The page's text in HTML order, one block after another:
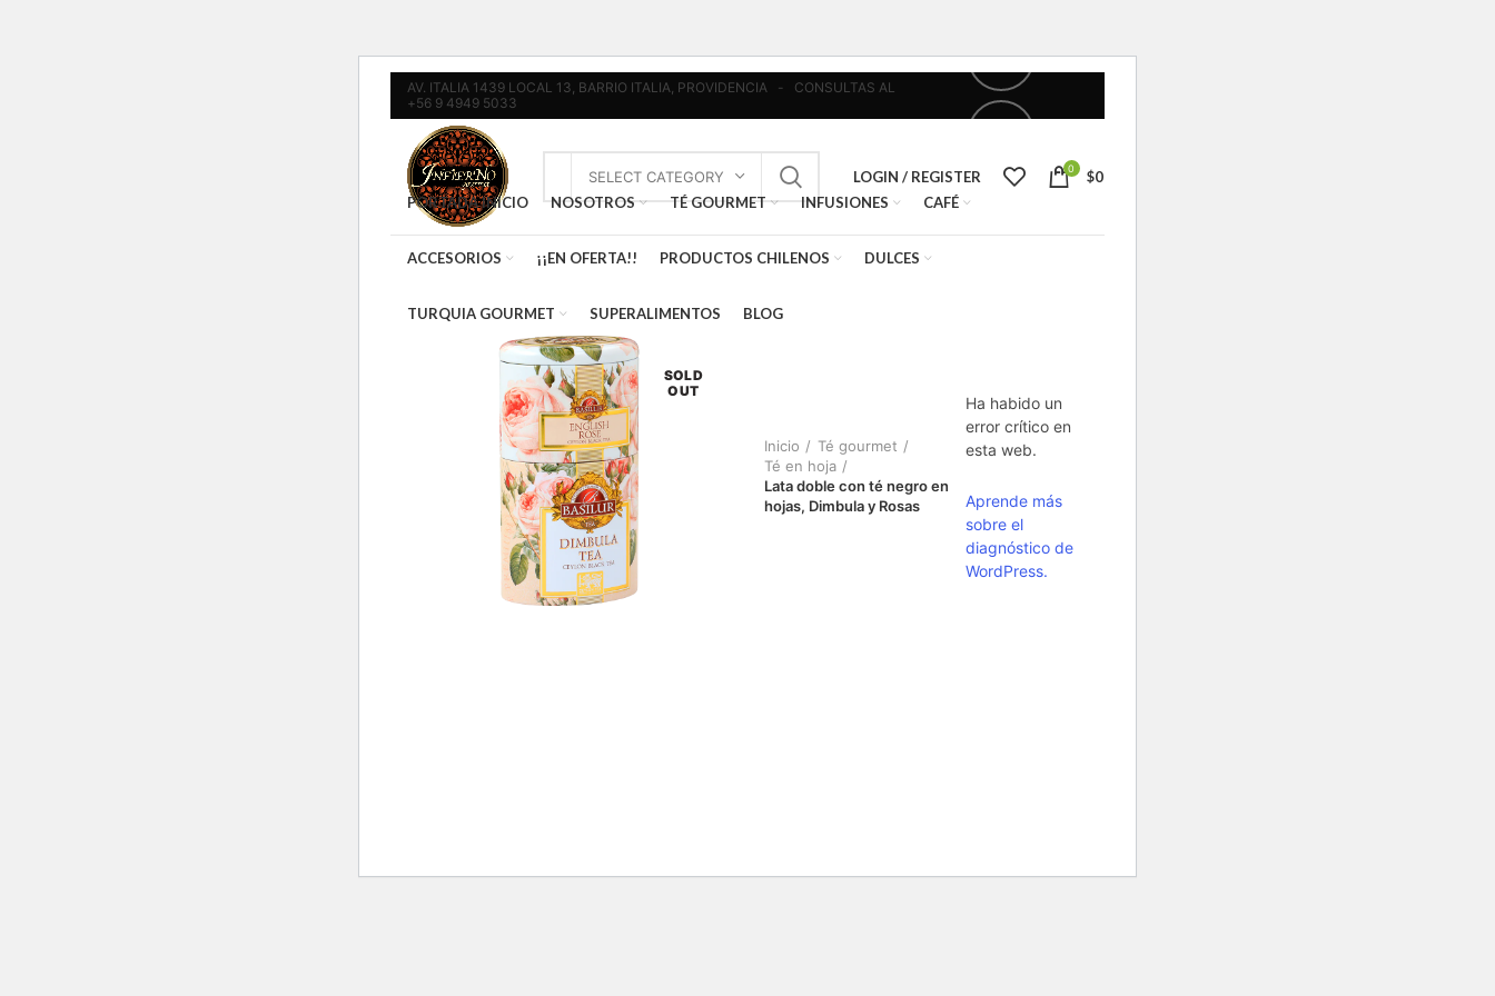
AV. ITALIA 1439 LOCAL 13, BARRIO ITALIA, PROVIDENCIA - CONSULTAS AL
+56 9 4949 5033
SELECT CATEGORY LOGIN / REGISTER 0 $0
PORTADA INICIO
NOSOTROS TÉ GOURMET INFUSIONES CAFÉ
ACCESORIOS ¡¡EN OFERTA!! PRODUCTOS CHILENOS DULCES
TURQUIA GOURMET SUPERALIMENTOS BLOG
SOLD
OUT
Inicio
Té gourmet
Té en hoja
Lata doble con té negro en
hojas, Dimbula y Rosas
Ha habido un
error crítico en
esta web.
Aprende más
sobre el
diagnóstico de
WordPress.